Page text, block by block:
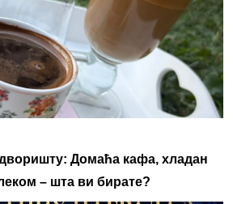
Домаћа кафа, хладан
– шта ви бирате?